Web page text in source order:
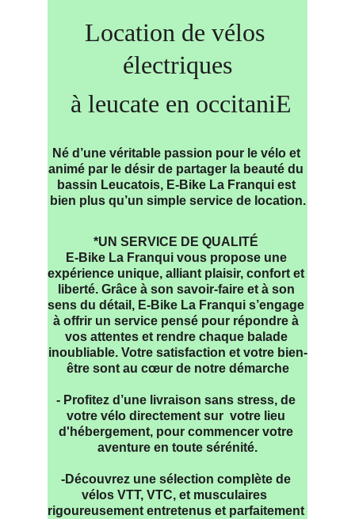
Location de vélos
électriques
à leucate en occitaniE
Né d’une véritable passion pour le vélo et
animé par le désir de partager la beauté du
bassin Leucatois, E-Bike La Franqui est
bien plus qu’un simple service de location.
*UN SERVICE DE QUALITÉ
E-Bike La Franqui vous propose une
expérience unique, alliant plaisir, confort et
liberté. Grâce à son savoir-faire et à son
sens du détail, E-Bike La Franqui s’engage
à offrir un service pensé pour répondre à
vos attentes et rendre chaque balade
inoubliable. Votre satisfaction et votre bien-
être sont au cœur de notre démarche
- Profitez d’une livraison sans stress, de
votre vélo directement sur  votre lieu
d'hébergement, pour commencer votre
aventure en toute sérénité.
-Découvrez une sélection complète de
vélos VTT, VTC, et musculaires
rigoureusement entretenus et parfaitement